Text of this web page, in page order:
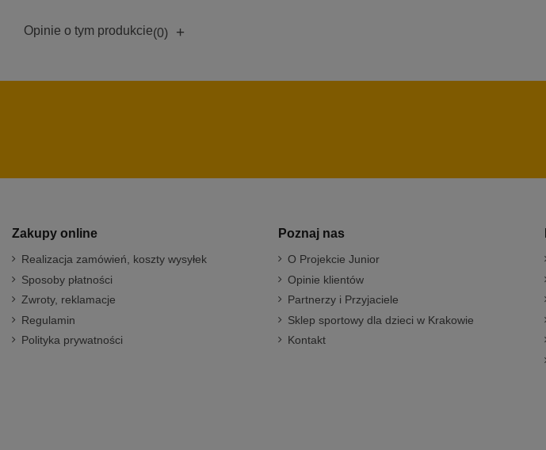
Opinie o tym produkcie(0) +
Zakupy online
Realizacja zamówień, koszty wysyłek
Sposoby płatności
Zwroty, reklamacje
Regulamin
Polityka prywatności
Poznaj nas
O Projekcie Junior
Opinie klientów
Partnerzy i Przyjaciele
Sklep sportowy dla dzieci w Krakowie
Kontakt